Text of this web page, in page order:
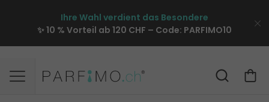
Ihre Wahl verdient das Besondere
✨ 10 % Vorteil ab 120 CHF – Code: PARFIMO10